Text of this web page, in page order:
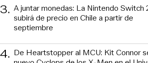
3. A juntar monedas: La Nintendo Switch
subirá de precio en Chile a partir de
septiembre
4. De Heartstopper al MCU: Kit Connor